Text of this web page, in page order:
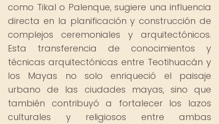
como Tikal o Palenque, sugiere una influencia
directa en la planificación y construcción de
complejos ceremoniales y arquitectónicos.
Esta transferencia de conocimientos y
técnicas arquitectónicas entre Teotihuacán y
los Mayas no solo enriqueció el paisaje
urbano de las ciudades mayas, sino que
también contribuyó a fortalecer los lazos
culturales y religiosos entre ambas